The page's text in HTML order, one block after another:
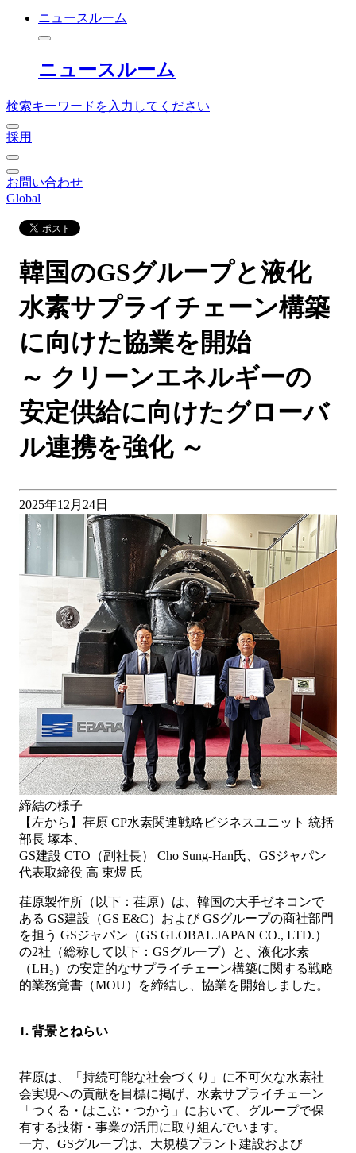
ニュースルーム
ニュースルーム
検索キーワードを入力してください
採用
お問い合わせ
Global
韓国のGSグループと液化
水素サプライチェーン構築
に向けた協業を開始
～ クリーンエネルギーの
安定供給に向けたグローバ
ル連携を強化 ～
2025年12月24日
締結の様子
【左から】荏原 CP水素関連戦略ビジネスユニット 統括
部長 塚本、
GS建設 CTO（副社長） Cho Sung-Han氏、GSジャパン
代表取締役 高 東煜 氏
荏原製作所（以下：荏原）は、韓国の大手ゼネコンで
ある GS建設（GS E&C）および GSグループの商社部門
を担う GSジャパン（GS GLOBAL JAPAN CO., LTD.）
の2社（総称して以下：GSグループ）と、液化水素
（LH₂）の安定的なサプライチェーン構築に関する戦略
的業務覚書（MOU）を締結し、協業を開始しました。
1. 背景とねらい
荏原は、「持続可能な社会づくり」に不可欠な水素社
会実現への貢献を目標に掲げ、水素サプライチェーン
「つくる・はこぶ・つかう」において、グループで保
有する技術・事業の活用に取り組んでいます。
一方、GSグループは、大規模プラント建設および